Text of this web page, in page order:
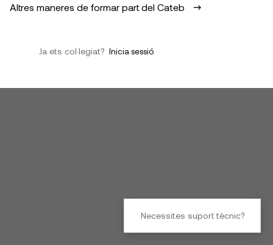
Altres maneres de formar part del Cateb
Ja ets col·legiat? Inicia sessió
Necessites suport tècnic?